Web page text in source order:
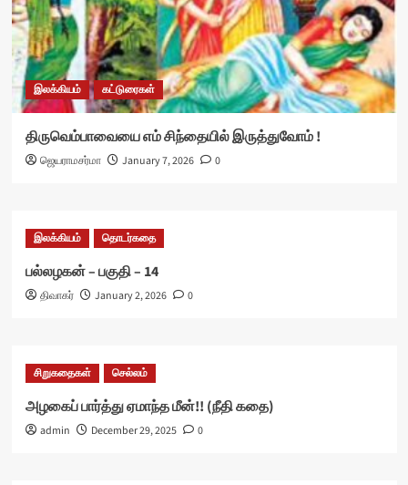
இலக்கியம் கட்டுரைகள்
திருவெம்பாவையை எம் சிந்தையில் இருத்துவோம் !
ஜெயராமசர்மா January 7, 2026 0
இலக்கியம் தொடர்கதை
பல்லழகன் – பகுதி – 14
திவாகர் January 2, 2026 0
சிறுகதைகள் செல்லம்
அழகைப் பார்த்து ஏமாந்த மீன்!! (நீதி கதை)
admin December 29, 2025 0